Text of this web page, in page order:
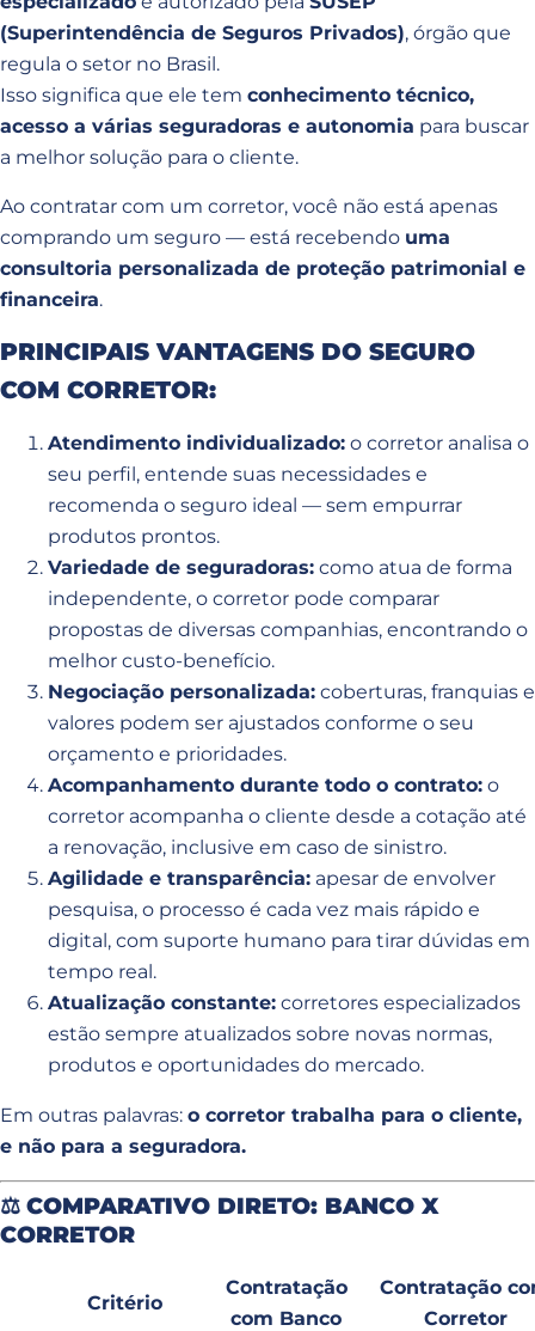
(Superintendência de Seguros Privados), órgão que
regula o setor no Brasil.
Isso significa que ele tem conhecimento técnico,
acesso a várias seguradoras e autonomia para buscar
a melhor solução para o cliente.
Ao contratar com um corretor, você não está apenas
comprando um seguro — está recebendo uma
consultoria personalizada de proteção patrimonial e
financeira.
PRINCIPAIS VANTAGENS DO SEGURO
COM CORRETOR:
Atendimento individualizado: o corretor analisa o
seu perfil, entende suas necessidades e
recomenda o seguro ideal — sem empurrar
produtos prontos.
Variedade de seguradoras: como atua de forma
independente, o corretor pode comparar
propostas de diversas companhias, encontrando o
melhor custo-benefício.
Negociação personalizada: coberturas, franquias e
valores podem ser ajustados conforme o seu
orçamento e prioridades.
Acompanhamento durante todo o contrato: o
corretor acompanha o cliente desde a cotação até
a renovação, inclusive em caso de sinistro.
Agilidade e transparência: apesar de envolver
pesquisa, o processo é cada vez mais rápido e
digital, com suporte humano para tirar dúvidas em
tempo real.
Atualização constante: corretores especializados
estão sempre atualizados sobre novas normas,
produtos e oportunidades do mercado.
Em outras palavras: o corretor trabalha para o cliente,
e não para a seguradora.
⚖️ COMPARATIVO DIRETO: BANCO X
CORRETOR
Critério
Contratação
com Banco
Contratação
Corretor